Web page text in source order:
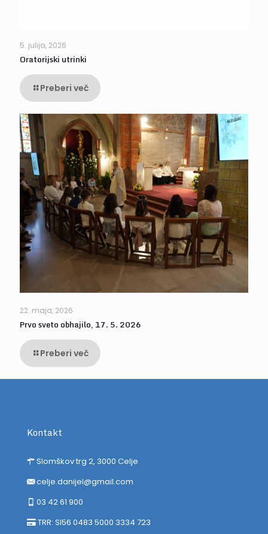
5. julija, 2026
Oratorijski utrinki
Preberi več
22. maja, 2026
Prvo sveto obhajilo, 17. 5. 2026
Preberi več
Kontakt
Slomškov trg 2, 3000 Celje
celje.danijel@gmail.com
03 42 61 900
TRR: SI56 0483 5000 3334 723